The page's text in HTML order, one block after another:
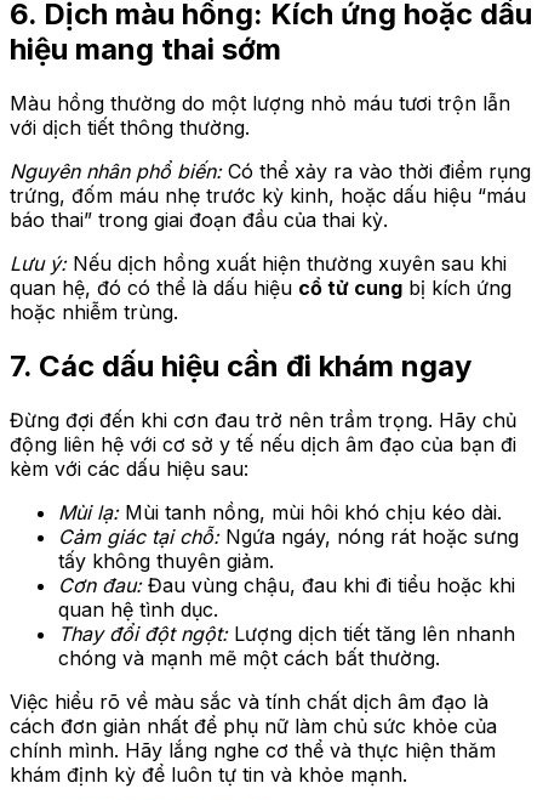
6. Dịch màu hồng: Kích ứng hoặc dấu
hiệu mang thai sớm
Màu hồng thường do một lượng nhỏ máu tươi trộn lẫn
với dịch tiết thông thường.
Nguyên nhân phổ biến:Có thể xảy ra vào thời điểm rụng
trứng, đốm máu nhẹ trước kỳ kinh, hoặc dấu hiệu “máu
báo thai” trong giai đoạn đầu của thai kỳ.
Lưu ý:Nếu dịch hồng xuất hiện thường xuyên sau khi
quan hệ, đó có thể là dấu hiệu cổ tử cung bị kích ứng
hoặc nhiễm trùng.
7. Các dấu hiệu cần đi khám ngay
Đừng đợi đến khi cơn đau trở nên trầm trọng. Hãy chủ
động liên hệ với cơ sở y tế nếu dịch âm đạo của bạn đi
kèm với các dấu hiệu sau:
Mùi lạ: Mùi tanh nồng, mùi hôi khó chịu kéo dài.
Cảm giác tại chỗ:Ngứa ngáy, nóng rát hoặc sưng
tấy không thuyên giảm.
Cơn đau:Đau vùng chậu, đau khi đi tiểu hoặc khi
quan hệ tình dục.
Thay đổi đột ngột: Lượng dịch tiết tăng lên nhanh
chóng và mạnh mẽ một cách bất thường.
Việc hiểu rõ về màu sắc và tính chất dịch âm đạo là
cách đơn giản nhất để phụ nữ làm chủ sức khỏe của
chính mình. Hãy lắng nghe cơ thể và thực hiện thăm
khám định kỳ để luôn tự tin và khỏe mạnh.